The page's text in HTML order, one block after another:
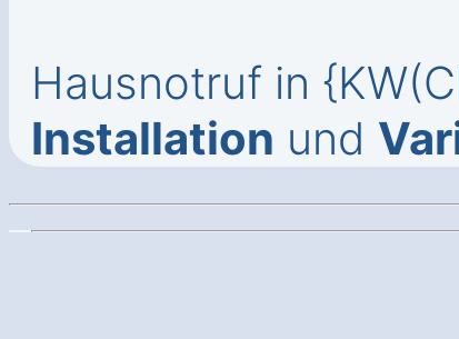
Hausnotruf in
Installation und